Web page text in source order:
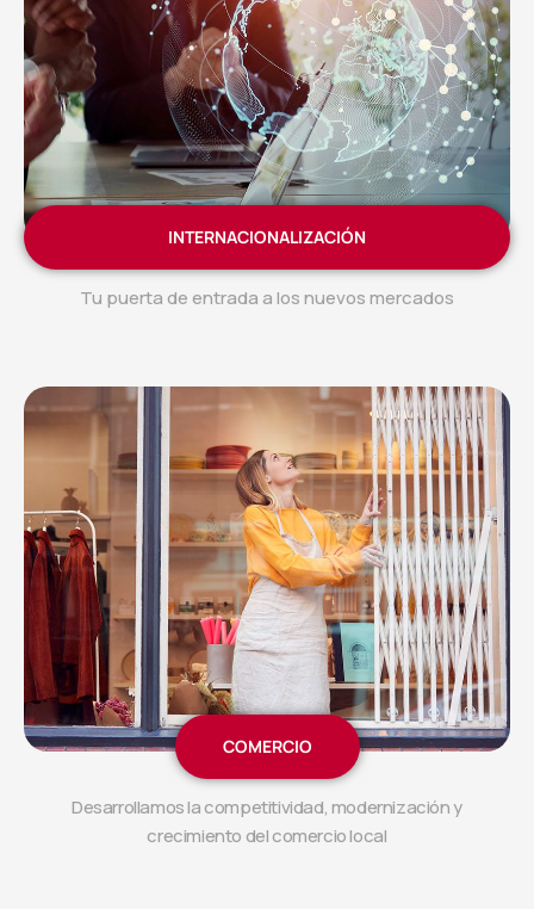
INTERNACIONALIZACIÓN
Tu puerta de entrada a los nuevos mercados
COMERCIO
Desarrollamos la competitividad, modernización y
crecimiento del comercio local